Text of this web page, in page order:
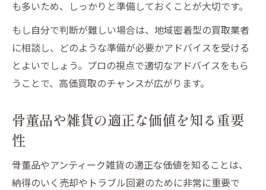
も多いため、しっかりと準備しておくことが大切です。
もし自分で判断が難しい場合は、地域密着型の買取業者
に相談し、どのような準備が必要かアドバイスを受ける
とよいでしょう。プロの視点で適切なアドバイスをもら
うことで、高価買取のチャンスが広がります。
骨董品や雑貨の適正な価値を知る重要
性
骨董品やアンティーク雑貨の適正な価値を知ることは、
納得のいく売却やトラブル回避のために非常に重要で